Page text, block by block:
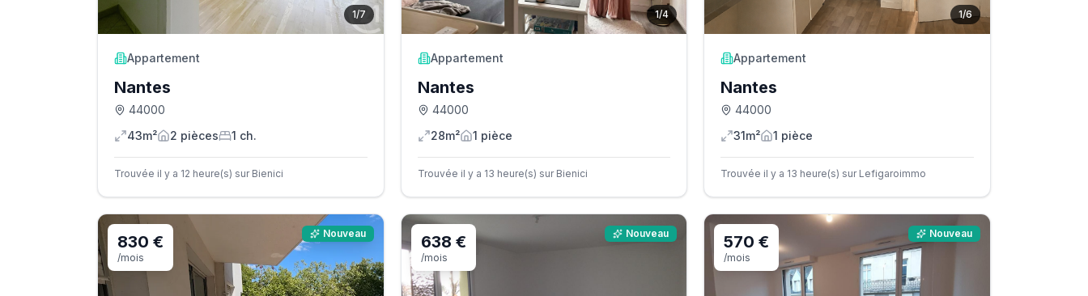
1/7
Appartement
Nantes
44000
43m²
2 pièces 1 ch.
Trouvée il y a 12 heure(s) sur Bienici
1/4
Appartement
Nantes
44000
28m²
1 pièce
Trouvée il y a 13 heure(s) sur Bienici
1/6
Appartement
Nantes
44000
31m²
1 pièce
Trouvée il y a 13 heure(s) sur Lefigaroimmo
830 €
/mois
Nouveau 638 €
/mois
Nouveau 570 €
/mois
Nouveau